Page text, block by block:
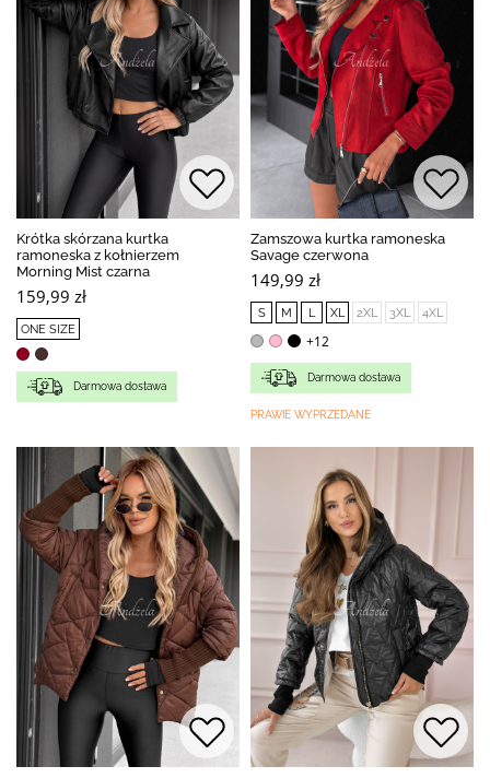
Krótka skórzana kurtka
ramoneska z kołnierzem
Morning Mist czarna
159,99 zł
ONE SIZE
Darmowa dostawa
Zamszowa kurtka ramoneska
Savage czerwona
149,99 zł
S M L XL 2XL 3XL 4XL
+12
Darmowa dostawa
PRAWIE WYPRZEDANE